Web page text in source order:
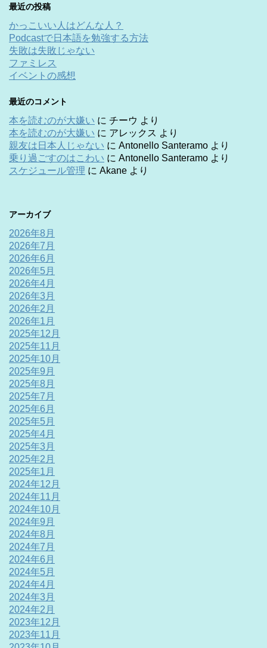
最近の投稿
かっこいい人はどんな人？
Podcastで日本語を勉強する方法
失敗は失敗じゃない
ファミレス
イベントの感想
最近のコメント
本を読むのが大嫌い に チーウ より
本を読むのが大嫌い に アレックス より
親友は日本人じゃない に Antonello Santeramo より
乗り過ごすのはこわい に Antonello Santeramo より
スケジュール管理 に Akane より
アーカイブ
2026年8月
2026年7月
2026年6月
2026年5月
2026年4月
2026年3月
2026年2月
2026年1月
2025年12月
2025年11月
2025年10月
2025年9月
2025年8月
2025年7月
2025年6月
2025年5月
2025年4月
2025年3月
2025年2月
2025年1月
2024年12月
2024年11月
2024年10月
2024年9月
2024年8月
2024年7月
2024年6月
2024年5月
2024年4月
2024年3月
2024年2月
2023年12月
2023年11月